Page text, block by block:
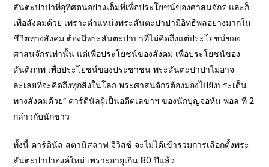
สันตะปาปาที่อุทิศตนอย่างเต็มที่เพื่อประโยชน์ของศาสนจักร และก็
เพื่อสังคมด้วย เพราะตำแหน่งพระสันตะปาปามีอิทธิพลอย่างมากใน
ชีวิตทางสังคม ต้องมีพระสันตะปาปาที่ไม่คิดถึงแต่ประโยชน์ของ
ศาสนจักรเท่านั้น แต่เพื่อประโยชน์ของสังคม เพื่อประโยชน์ของ
สันติภาพ เพื่อประโยชน์ของประชาชน พระสันตะปาปาไม่อาจ
ละเลยที่จะคิดถึงทุกสิ่งในโลก พระศาสนจักรต้องมองไปยังประเด็น
ทางสังคมด้วย” คาร์ดินัลผู้เป็นอดีตเลขาฯ ของนักบุญจอห์น พอล ที่ 2
กล่าวกับนักข่าว
ทั้งนี้ คาร์ดินัล สตานิสลาฟ จีวิสซ์ จะไม่ได้เข้าร่วมการเลือกตั้งพระ
สันตะปาปาองค์ใหม่ เพราะอายุเกิน 80 ปีแล้ว